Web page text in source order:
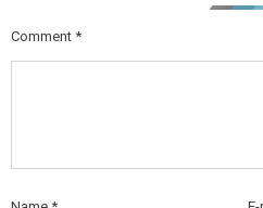
Comment *